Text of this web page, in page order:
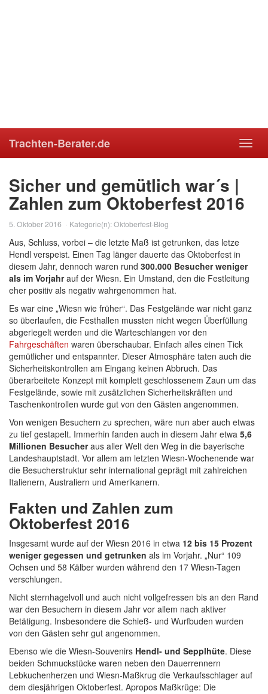
Trachten-Berater.de
Sicher und gemütlich war´s |
Zahlen zum Oktoberfest 2016
5. Oktober 2016 Kategorie(n):Oktoberfest-Blog
Aus, Schluss, vorbei – die letzte Maß ist getrunken, das letze
Hendl verspeist. Einen Tag länger dauerte das Oktoberfest in
diesem Jahr, dennoch waren rund 300.000 Besucher weniger
als im Vorjahrauf der Wiesn. Ein Umstand, den die Festleitung
eher positiv als negativ wahrgenommen hat.
Es war eine „Wiesn wie früher“. Das Festgelände war nicht ganz
so überlaufen, die Festhallen mussten nicht wegen Überfüllung
abgeriegelt werden und die Warteschlangen vor den
Fahrgeschäften waren überschaubar. Einfach alles einen Tick
gemütlicher und entspannter. Dieser Atmosphäre taten auch die
Sicherheitskontrollen am Eingang keinen Abbruch. Das
überarbeitete Konzept mit komplett geschlossenem Zaun um das
Festgelände, sowie mit zusätzlichen Sicherheitskräften und
Taschenkontrollen wurde gut von den Gästen angenommen.
Von wenigen Besuchern zu sprechen, wäre nun aber auch etwas
zu tief gestapelt. Immerhin fanden auch in diesem Jahr etwa 5,6
Millionen Besucheraus aller Welt den Weg in die bayerische
Landeshauptstadt. Vor allem am letzten Wiesn-Wochenende war
die Besucherstruktur sehr international geprägt mit zahlreichen
Italienern, Australiern und Amerikanern.
Fakten und Zahlen zum
Oktoberfest 2016
Insgesamt wurde auf der Wiesn 2016 in etwa 12 bis 15 Prozent
weniger gegessen und getrunken als im Vorjahr. „Nur“ 109
Ochsen und 58 Kälber wurden während den 17 Wiesn-Tagen
verschlungen.
Nicht sternhagelvoll und auch nicht vollgefressen bis an den Rand
war den Besuchern in diesem Jahr vor allem nach aktiver
Betätigung. Insbesondere die Schieß- und Wurfbuden wurden
von den Gästen sehr gut angenommen.
Ebenso wie die Wiesn-Souvenirs Hendl- und Sepplhüte. Diese
beiden Schmuckstücke waren neben den Dauerrennern
Lebkuchenherzen und Wiesn-Maßkrug die Verkaufsschlager auf
dem diesjährigen Oktoberfest. Apropos Maßkrüge: Die